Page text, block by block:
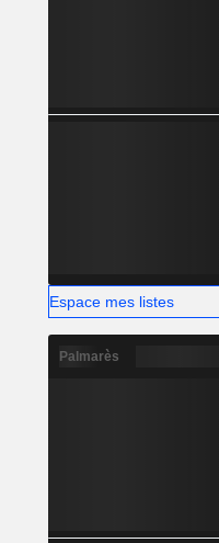
Espace mes listes
Palmarès